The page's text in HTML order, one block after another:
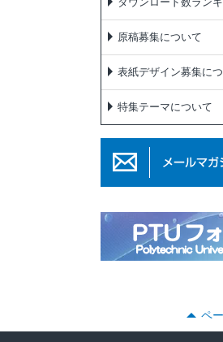
原稿募集について
表紙デザイン募集に
特集テーマについて
ペ